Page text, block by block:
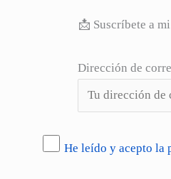
📩 Suscríbete a
Dirección de
He leído y acepto la